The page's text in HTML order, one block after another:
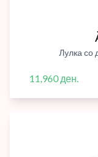
Лулка со
11,960 ден.